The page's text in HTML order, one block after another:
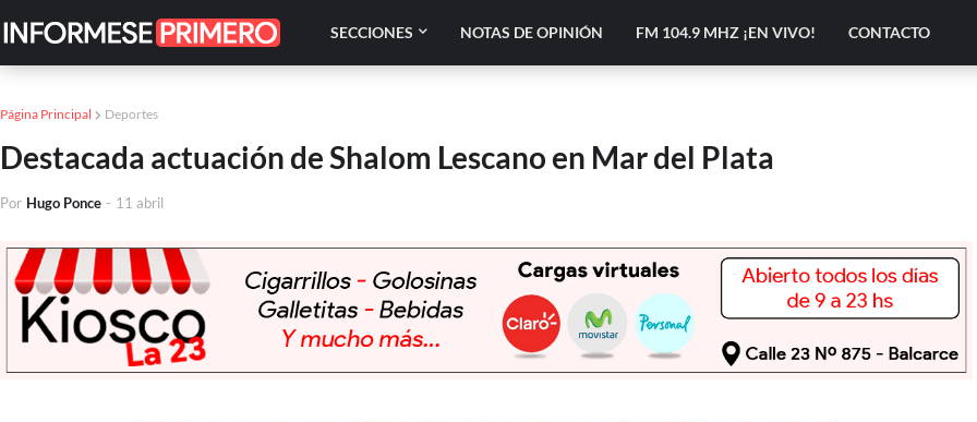
SECCIONES NOTAS DE OPINIÓN FM 104.9 MHZ ¡EN VIVO! CONTACTO
Página Principal Deportes
Destacada actuación de Shalom Lescano en Mar del Plata
Por Hugo Ponce - 11 abril